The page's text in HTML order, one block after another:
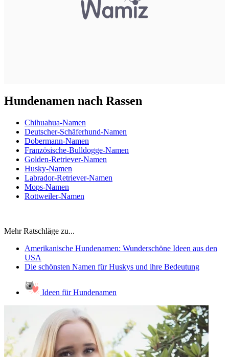
Hundenamen nach Rassen
Chihuahua-Namen
Deutscher-Schäferhund-Namen
Dobermann-Namen
Französische-Bulldogge-Namen
Golden-Retriever-Namen
Husky-Namen
Labrador-Retriever-Namen
Mops-Namen
Rottweiler-Namen
Mehr Ratschläge zu...
Amerikanische Hundenamen: Wunderschöne Ideen aus den
USA
Die schönsten Namen für Huskys und ihre Bedeutung
Ideen für Hundenamen